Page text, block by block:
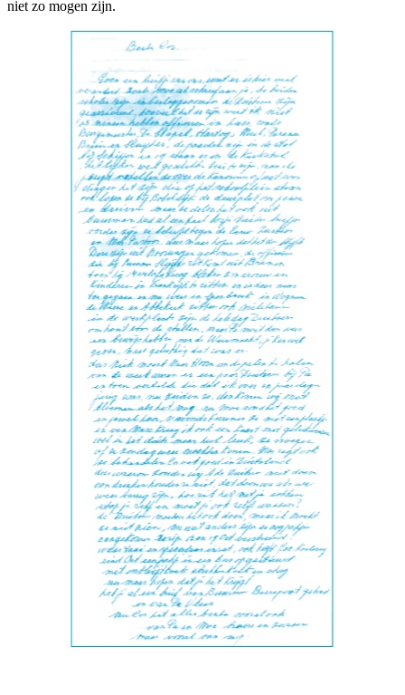
niet zo mogen zijn.